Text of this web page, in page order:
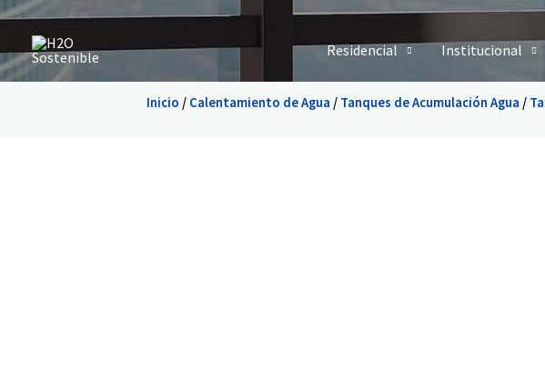
Ir
contenido
Residencial Institucional
Inicio / Calentamiento de Agua / Tanques de Acumulación Agua /